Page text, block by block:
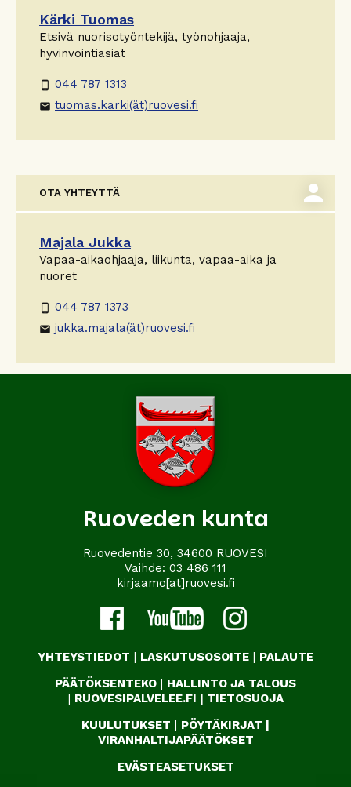
Kärki Tuomas
Etsivä nuorisotyöntekijä, työnohjaaja,
hyvinvointiasiat
phone_android 044 787 1313
email tuomas.karki(ät)ruovesi.fi
OTA YHTEYTTÄ person
Majala Jukka
Vapaa-aikaohjaaja, liikunta, vapaa-aika ja
nuoret
phone_android 044 787 1373
email jukka.majala(ät)ruovesi.fi
Ruoveden kunta
Ruovedentie 30, 34600 RUOVESI
Vaihde: 03 486 111
kirjaamo[at]ruovesi.fi
YHTEYSTIEDOT | LASKUTUSOSOITE | PALAUTE
PÄÄTÖKSENTEKO | HALLINTO JA TALOUS
| RUOVESIPALVELEE.FI | TIETOSUOJA
KUULUTUKSET | PÖYTÄKIRJAT |
VIRANHALTIJAPÄÄTÖKSET
EVÄSTEASETUKSET